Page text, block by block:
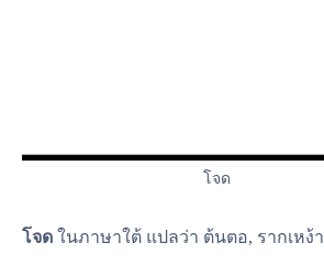
โจด
โจด ในภาษาใต้ แปลว่า ต้นตอ, รากเหง้า